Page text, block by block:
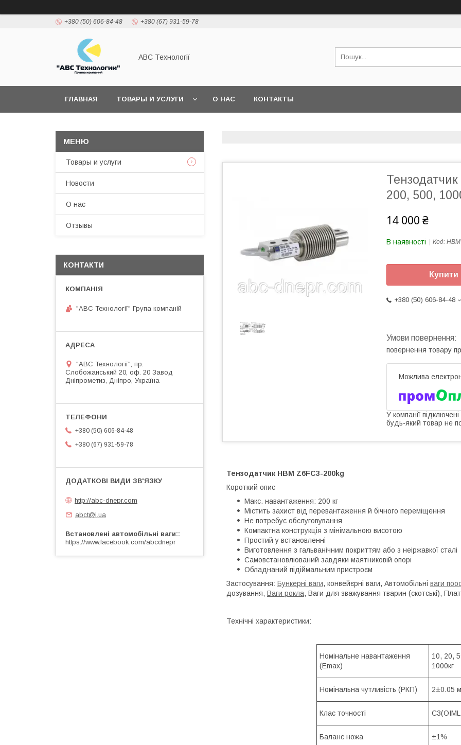
+380 (50) 606-84-48 +380 (67) 931-59-78
АВС Технології
ГЛАВНАЯ ТОВАРЫ И УСЛУГИ О НАС КОНТАКТЫ
200, 500,
14 000 ₴
В наявності Код:
Купити
+380 (50) 606-84-48
повернення товару
У компанії
будь-який товар не
Тензодатчик HBM Z6FC3-200kg
Короткий опис
Макс. навантаження: 200 кг
Містить захист від перевантаження й бічного переміщення
Не потребує обслуговування
Компактна конструкція з мінімальною висотою
Простий у встановленні
Виготовлення з гальванічним покриттям або з неіржавкої сталі
Самовстановлюваний завдяки маятниковій опорі
Обладнаний підіймальним пристроєм
Застосування: Бункерні ваги, конвейєрні ваги, Автомобільні ваги
дозування, Ваги рокла, Ваги для зважування тварин (скотські),
Технічні характеристики:
Номінальне навантаження
(Еmax)
10, 20,
1000кг
Номінальна чутливість (РКП) 2±0.05
Клас точності
Баланс ножа ±1%
Товары и услуги
Новости
О нас
Отзывы
КОНТАКТИ
"АВС Технології" Група компаній
"АВС Технології", пр.
Слобожанський 20, оф. 20 Завод
Дніпрометиз, Дніпро, Україна
+380 (50) 606-84-48
+380 (67) 931-59-78
http://abc-dnepr.com
abct@i.ua
Встановлені автомобільні ваги:
https://www.facebook.com/abcdnepr